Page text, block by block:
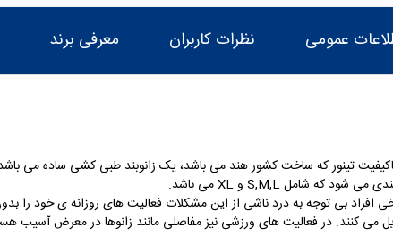
عمومی نظرات کاربران معرفی برند
کشی ساده می
بی توجه به درد ناشی از این مشکلات فعالیت های روزانه ی خود را
می کنند. در فعالیت های ورزشی نیز مفاصلی مانند زانوها در معرض آسیب